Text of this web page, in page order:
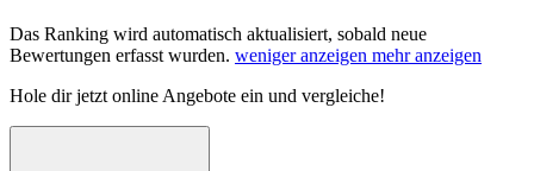
Das Ranking wird automatisch aktualisiert, sobald neue
Bewertungen erfasst wurden. weniger anzeigen mehr anzeigen
Hole dirjetzt online Angebote ein und vergleiche!